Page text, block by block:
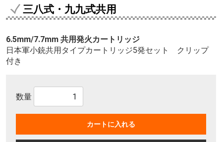
三八式・九九式共用
6.5mm/7.7mm 共用発火カートリッジ
日本軍小銃共用タイプカートリッジ5発セット クリップ
付き
数量
カートに入れる